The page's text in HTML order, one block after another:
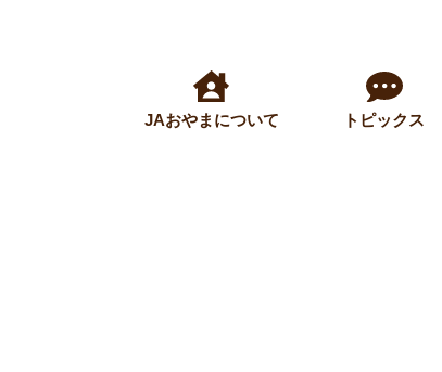
JAおやまについて トピックス